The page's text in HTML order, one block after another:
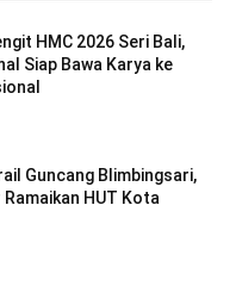
HMC 2026 Seri Bali,
Siap Bawa Karya ke
Guncang Blimbingsari,
HUT Kota